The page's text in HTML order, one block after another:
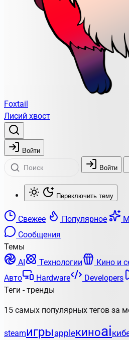
Foxtail
Лисий хвост
Войти
Войти
Переключить тему
Свежее Популярное
Сообщения
Темы
AI
Технологии Кино и
Авто
Hardware Developers
Теги - тренды
15 самых популярных тегов за
steamигрыappleкиноai